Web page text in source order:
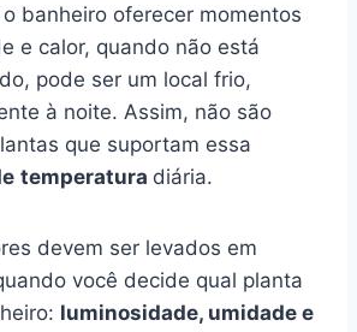
banheiro oferecer momentos
e calor, quando não está
pode ser um local frio,
à noite. Assim, não são
que suportam essa
temperatura diária.
devem ser levados em
você decide qual planta
luminosidade, umidade e